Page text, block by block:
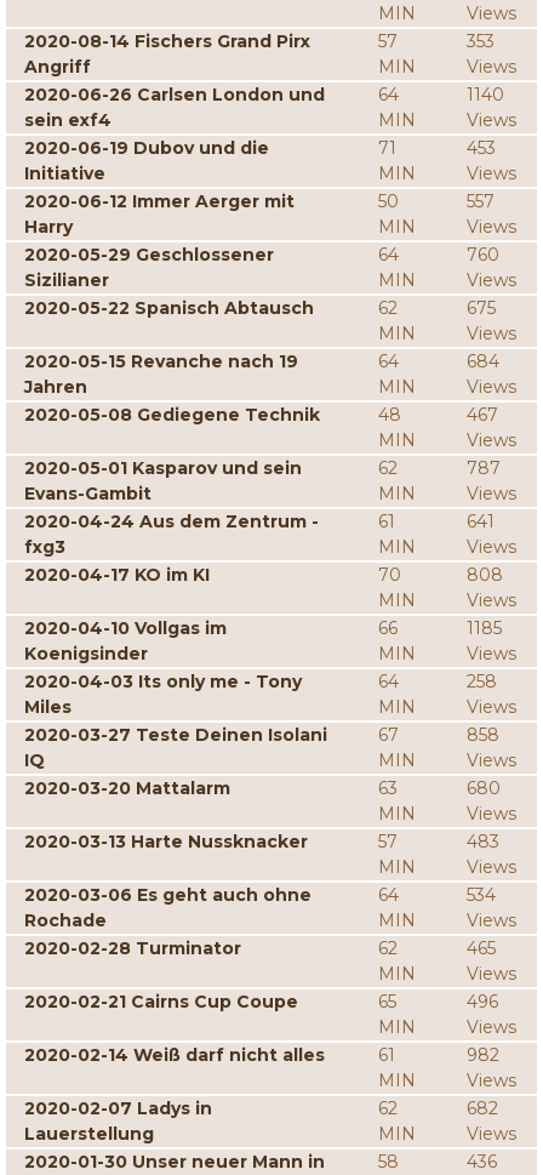
MIN
Views
2020-08-14 Fischers Grand Pirx
Angriff
57
MIN
353
Views
2020-06-26 Carlsen London und
sein exf4
64
MIN
1140
Views
2020-06-19 Dubov und die
Initiative
71
MIN
453
Views
2020-06-12 Immer Aerger mit
Harry
50
MIN
557
Views
2020-05-29 Geschlossener
Sizilianer
64
MIN
760
Views
2020-05-22 Spanisch Abtausch
62
MIN
675
Views
2020-05-15 Revanche nach 19
Jahren
64
MIN
684
Views
2020-05-08 Gediegene Technik
48
MIN
467
Views
2020-05-01 Kasparov und sein
Evans-Gambit
62
MIN
787
Views
2020-04-24 Aus dem Zentrum -
fxg3
61
MIN
641
Views
2020-04-17 KO im KI
70
MIN
808
Views
2020-04-10 Vollgas im
Koenigsinder
66
MIN
1185
Views
2020-04-03 Its only me - Tony
Miles
64
MIN
258
Views
2020-03-27 Teste Deinen Isolani
IQ
67
MIN
858
Views
2020-03-20 Mattalarm
63
MIN
680
Views
2020-03-13 Harte Nussknacker
57
MIN
483
Views
2020-03-06 Es geht auch ohne
Rochade
64
MIN
534
Views
2020-02-28 Turminator
62
MIN
465
Views
2020-02-21 Cairns Cup Coupe
65
MIN
496
Views
2020-02-14 Weiß darf nicht alles
61
MIN
982
Views
2020-02-07 Ladys in
Lauerstellung
62
MIN
682
Views
2020-01-30 Unser neuer Mann in
58
436